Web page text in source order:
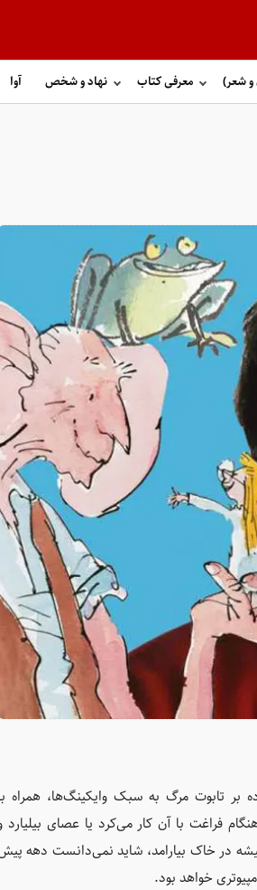
و شعر) معرفی کتاب نهاد و شخص آوا
تابوت مرگ به سبک وایکینگ‌ها، همراه
فراغت با آن کار می‌کرد یا عصای بیلیارد
در خاک بیارامد، شاید نمی‌دانست دهه
خواهد بود.